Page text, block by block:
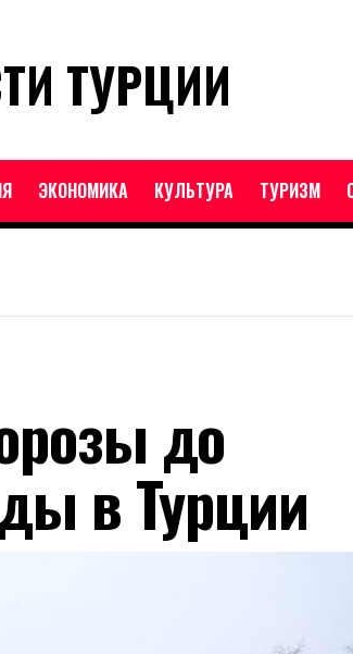
ТУРЦИИ
ЭКОНОМИКА КУЛЬТУРА ТУРИЗМ
до
в Турции